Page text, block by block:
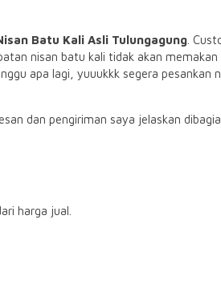
Batu Kali Asli Tulungagung .
nisan batu kali tidak akan
apa lagi, yuuukkk segera pesankan
dan pengiriman saya jelaskan
harga jual.